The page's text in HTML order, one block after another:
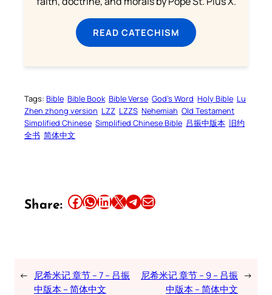
READ CATECHISM
Tags: Bible Bible Book Bible Verse God’s Word Holy Bible Lu
Zhen zhong version LZZ LZZS Nehemiah Old Testament
Simplified Chinese Simplified Chinese Bible 吕振中版本 旧约
全书 简体中文
Share: Share this article on Facebook Share this article on WhatsApp Share this article on LinkedIn Share this article on X Share this article on TelegramEmail this Article
←
尼希米记 章节 – 7 – 吕振
中版本 – 简体中文
尼希米记 章节 – 9 – 吕振
中版本 – 简体中文
→